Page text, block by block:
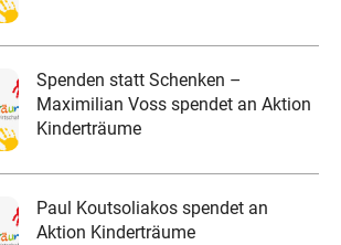
Spenden statt Schenken –
Maximilian Voss spendet an Aktion
Kinderträume
Paul Koutsoliakos spendet an
Aktion Kinderträume